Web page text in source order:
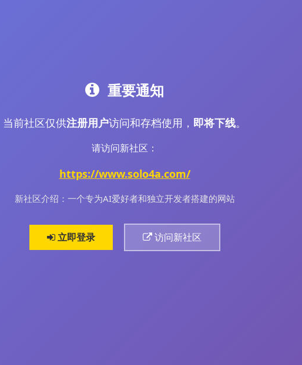
重要通知
当前社区仅供注册用户访问和存档使用， 即将下线。
请访问新社区：
https://www.solo4a.com/
新社区介绍：一个专为AI爱好者和独立开发者搭建的网站
立即登录 访问新社区